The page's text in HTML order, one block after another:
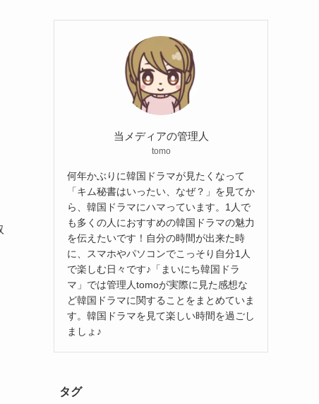
当メディアの管理人
tomo
何年かぶりに韓国ドラマが見たくなって
「キム秘書はいったい、なぜ？」を見てか
ら、韓国ドラマにハマっています。1人で
も多くの人におすすめの韓国ドラマの魅力
を伝えたいです！自分の時間が出来た時
に、スマホやパソコンでこっそり自分1人
で楽しむ日々です♪「まいにち韓国ドラ
マ」では管理人tomoが実際に見た感想な
ど韓国ドラマに関することをまとめていま
す。韓国ドラマを見て楽しい時間を過ごし
ましょ♪
タグ